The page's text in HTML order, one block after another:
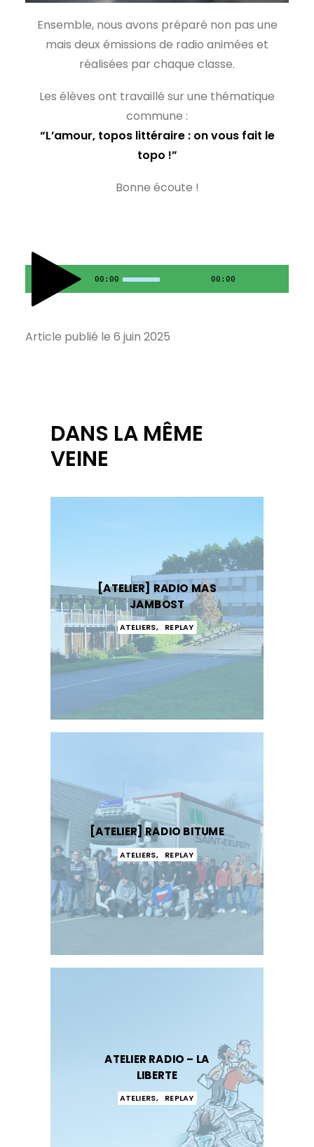
Ensemble, nous avons préparé non pas une
mais deux émissions de radio animées et
réalisées par chaque classe.
Les élèves ont travaillé sur une thématique
commune :
“L’amour, topos littéraire : on vous fait le
topo !”
Bonne écoute !
00:00 00:00
Article publié le 6 juin 2025
DANS LA MÊME
VEINE
[ATELIER] RADIO MAS
JAMBOST
ATELIERS, REPLAY
[ATELIER] RADIO BITUME
ATELIERS, REPLAY
ATELIER RADIO – LA
LIBERTE
ATELIERS, REPLAY